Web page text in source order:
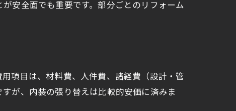
安全面でも重要です。部分ごとのリフォーム
項目は、材料費、人件費、諸経費（設計・管
が、内装の張り替えは比較的安価に済みま